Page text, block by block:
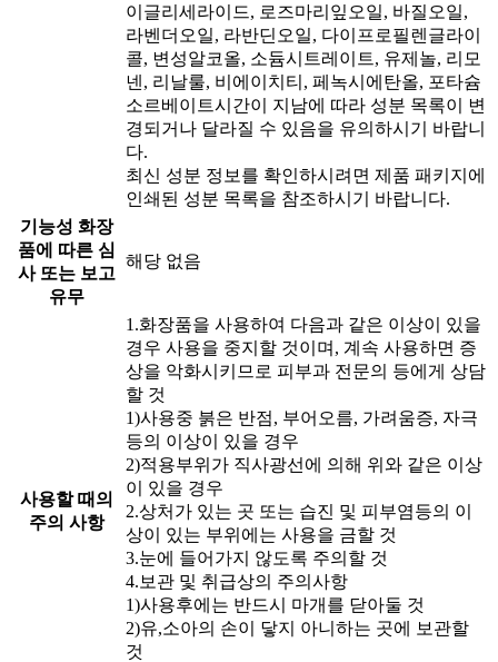
이글리세라이드, 로즈마리잎오일, 바질오일,
라벤더오일, 라반딘오일, 다이프로필렌글라이
콜, 변성알코올, 소듐시트레이트, 유제놀, 리모
넨, 리날룰, 비에이치티, 페녹시에탄올, 포타슘
소르베이트시간이 지남에 따라 성분 목록이 변
경되거나 달라질 수 있음을 유의하시기 바랍니
다.
최신 성분 정보를 확인하시려면 제품 패키지에
인쇄된 성분 목록을 참조하시기 바랍니다.
기능성 화장
품에 따른 심
사 또는 보고
유무
해당 없음
사용할 때의
주의 사항
1.화장품을 사용하여 다음과 같은 이상이 있을
경우 사용을 중지할 것이며, 계속 사용하면 증
상을 악화시키므로 피부과 전문의 등에게 상담
할 것
1)사용중 붉은 반점, 부어오름, 가려움증, 자극
등의 이상이 있을 경우
2)적용부위가 직사광선에 의해 위와 같은 이상
이 있을 경우
2.상처가 있는 곳 또는 습진 및 피부염등의 이
상이 있는 부위에는 사용을 금할 것
3.눈에 들어가지 않도록 주의할 것
4.보관 및 취급상의 주의사항
1)사용후에는 반드시 마개를 닫아둘 것
2)유,소아의 손이 닿지 아니하는 곳에 보관할
것